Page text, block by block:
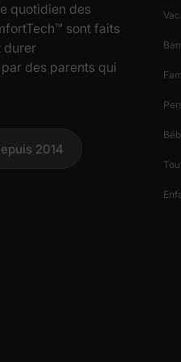
quotidien des
sont faits
durer
des parents qui
2014